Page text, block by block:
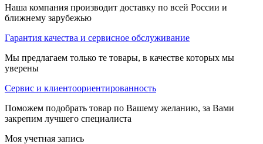
Наша компания производит доставку по всей России и
ближнему зарубежью
Гарантия качества и сервисное обслуживание
Мы предлагаем только те товары, в качестве которых мы
уверены
Сервис и клиентоориентированность
Поможем подобрать товар по Вашему желанию, за Вами
закрепим лучшего специалиста
Моя учетная запись